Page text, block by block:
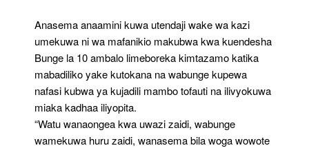
Anasema anaamini kuwa utendaji wake wa kazi
umekuwa ni wa mafanikio makubwa kwa kuendesha
Bunge la 10 ambalo limeboreka kimtazamo katika
mabadiliko yake kutokana na wabunge kupewa
nafasi kubwa ya kujadili mambo tofauti na ilivyokuwa
miaka kadhaa iliyopita.
“Watu wanaongea kwa uwazi zaidi, wabunge
wamekuwa huru zaidi, wanasema bila woga wowote